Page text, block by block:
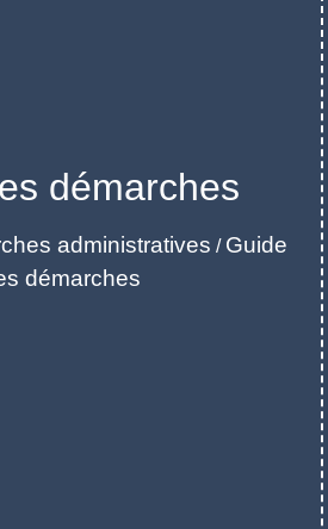
démarches
administratives / Guide
démarches